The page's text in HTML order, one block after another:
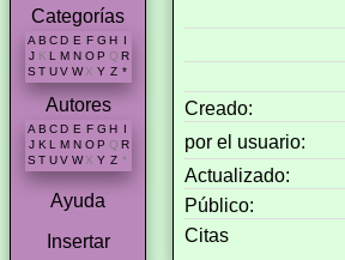
Categorías
A B C D E F G H I
J K L M N O P Q R
S T U V W X Y Z *
Autores
A B C D E F G H
J K L M N O P Q R
S T U V W X Y Z *
Ayuda
Insertar
Creado:
por el usuario:
Actualizado:
Público:
Citas